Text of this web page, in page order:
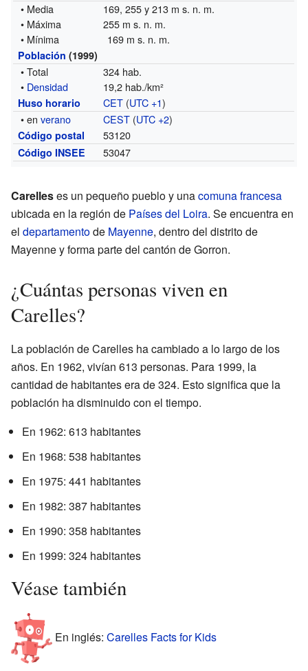
• Media
169, 255 y 213 m s. n. m.
• Máxima
255 m s. n. m.
• Mínima
169 m s. n. m.
Población (1999)
• Total
324 hab.
• Densidad 19,2 hab./km²
Huso horario CET (UTC +1)
• enverano CEST (UTC +2)
Código postal 53120
Código INSEE 53047
Carelleses un pequeño pueblo y unacomuna francesa
ubicada en la región de Países del Loira. Se encuentra en
el departamentode Mayenne, dentro del distrito de
Mayenne y forma parte del cantón de Gorron.
¿Cuántas personas viven en
Carelles?
La población de Carelles ha cambiado a lo largo de los
años. En 1962, vivían 613 personas. Para 1999, la
cantidad de habitantes era de 324. Esto significa que la
población ha disminuido con el tiempo.
En 1962: 613 habitantes
En 1968: 538 habitantes
En 1975: 441 habitantes
En 1982: 387 habitantes
En 1990: 358 habitantes
En 1999: 324 habitantes
Véase también
En inglés: Carelles Facts for Kids